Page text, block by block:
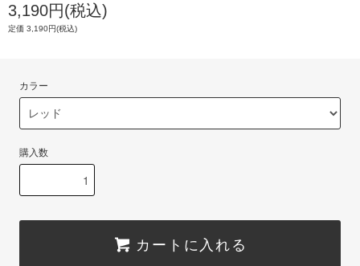
3,190円(税込)
定価 3,190円(税込)
カラー
購入数
カートに入れる